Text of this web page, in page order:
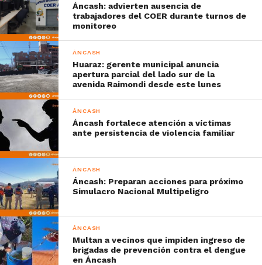
Áncash: advierten ausencia de
trabajadores del COER durante turnos de
monitoreo
ÁNCASH
Huaraz: gerente municipal anuncia
apertura parcial del lado sur de la
avenida Raimondi desde este lunes
ÁNCASH
Áncash fortalece atención a víctimas
ante persistencia de violencia familiar
ÁNCASH
Áncash: Preparan acciones para próximo
Simulacro Nacional Multipeligro
ÁNCASH
Multan a vecinos que impiden ingreso de
brigadas de prevención contra el dengue
en Áncash